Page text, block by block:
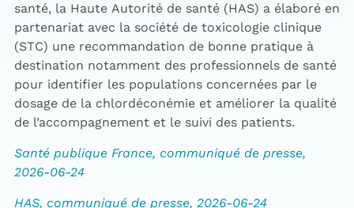
santé, la Haute Autorité de santé (HAS) a élaboré en
partenariat avec la société de toxicologie clinique
(STC) une recommandation de bonne pratique à
destination notamment des professionnels de santé
pour identifier les populations concernées par le
dosage de la chlordéconémie et améliorer la qualité
de l’accompagnement et le suivi des patients.
Santé publique France, communiqué de presse,
2026-06-24
HAS, communiqué de presse, 2026-06-24